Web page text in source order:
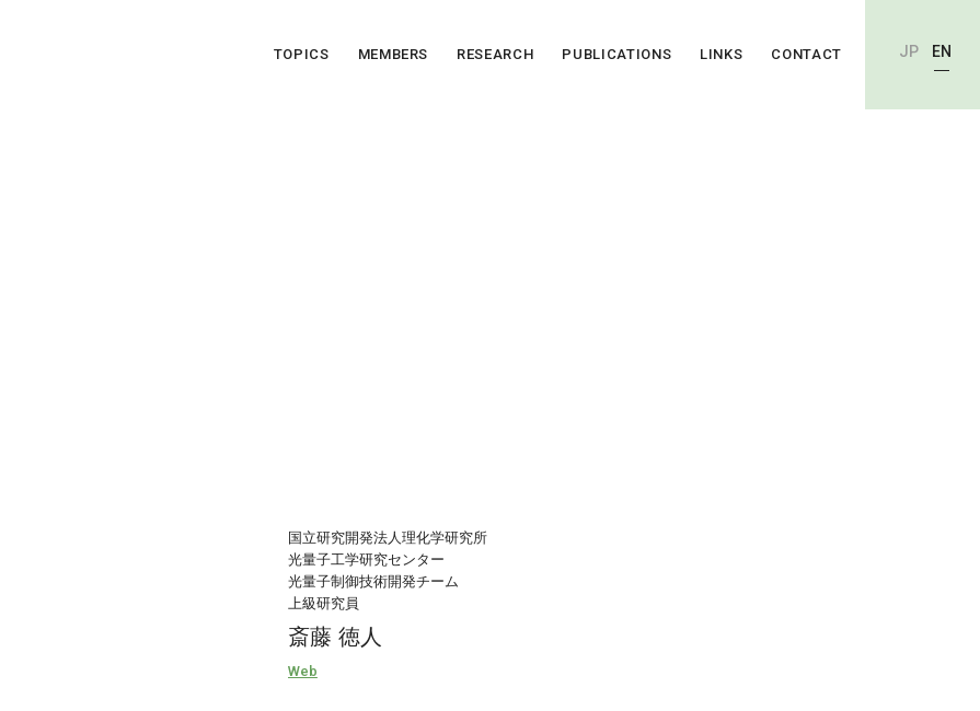
TOPICS MEMBERS RESEARCH PUBLICATIONS LINKS CONTACT JP EN
国立研究開発法人理化学研究所
光量子工学研究センター
光量子制御技術開発チーム
上級研究員
斎藤 徳人
Web